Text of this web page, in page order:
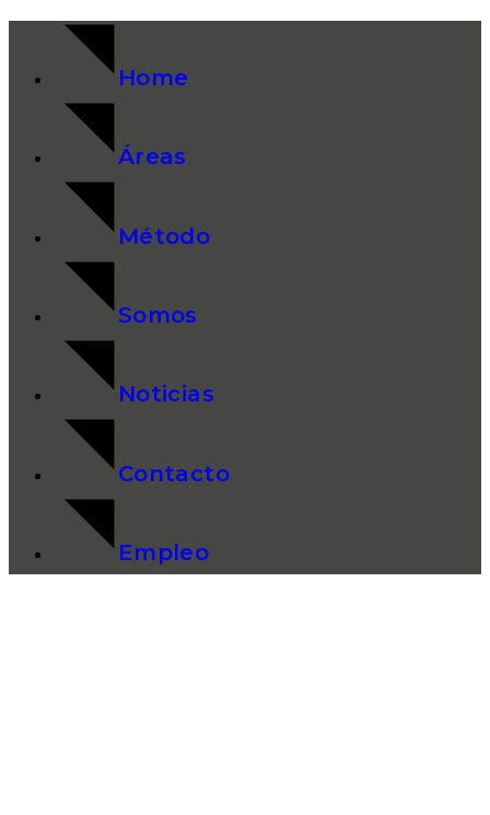
Home
Áreas
Método
Somos
Noticias
Contacto
Empleo